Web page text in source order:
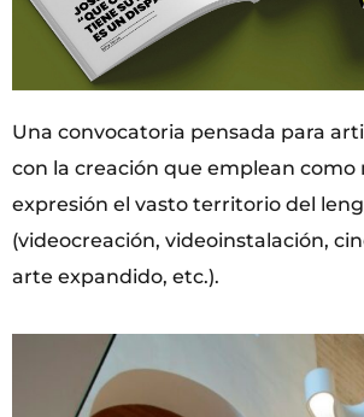
Una convocatoria pensada para
con la creación que emplean como
expresión el vasto territorio del
(videocreación, videoinstalación,
arte expandido, etc.).